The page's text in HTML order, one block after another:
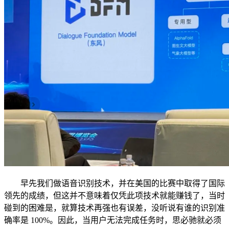
早先我们做语音识别技术，并在美国的比赛中取得了国际
领先的成绩，但这并不意味着仅凭此项技术就能赚钱了，当时
碰到的困难是，就算技术再强也有误差，没听说有谁的识别准
确率是 100%。因此，当用户无法完成任务时，思必驰就必须